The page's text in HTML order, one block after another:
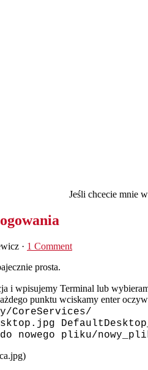
Jeśli chcecie mnie
· 1 Comment
prosta.
i wpisujemy Terminal lub
punktu wciskamy enter
CoreServices/
nowego pliku/